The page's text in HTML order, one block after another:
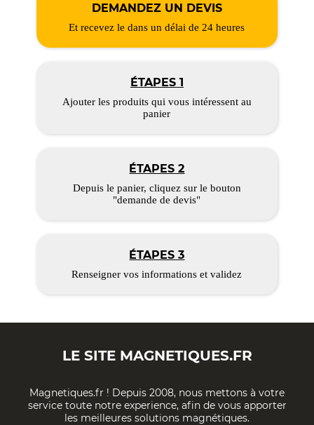
DEMANDEZ UN DEVIS
Et recevez le dans un délai de 24 heures
ÉTAPES 1
Ajouter les produits qui vous intéressent au
panier
ÉTAPES 2
Depuis le panier, cliquez sur le bouton
"demande de devis"
ÉTAPES 3
Renseigner vos informations et validez
LE SITE MAGNETIQUES.FR
Magnetiques.fr ! Depuis 2008, nous mettons à votre
service toute notre experience, afin de vous apporter
les meilleures solutions magnétiques.